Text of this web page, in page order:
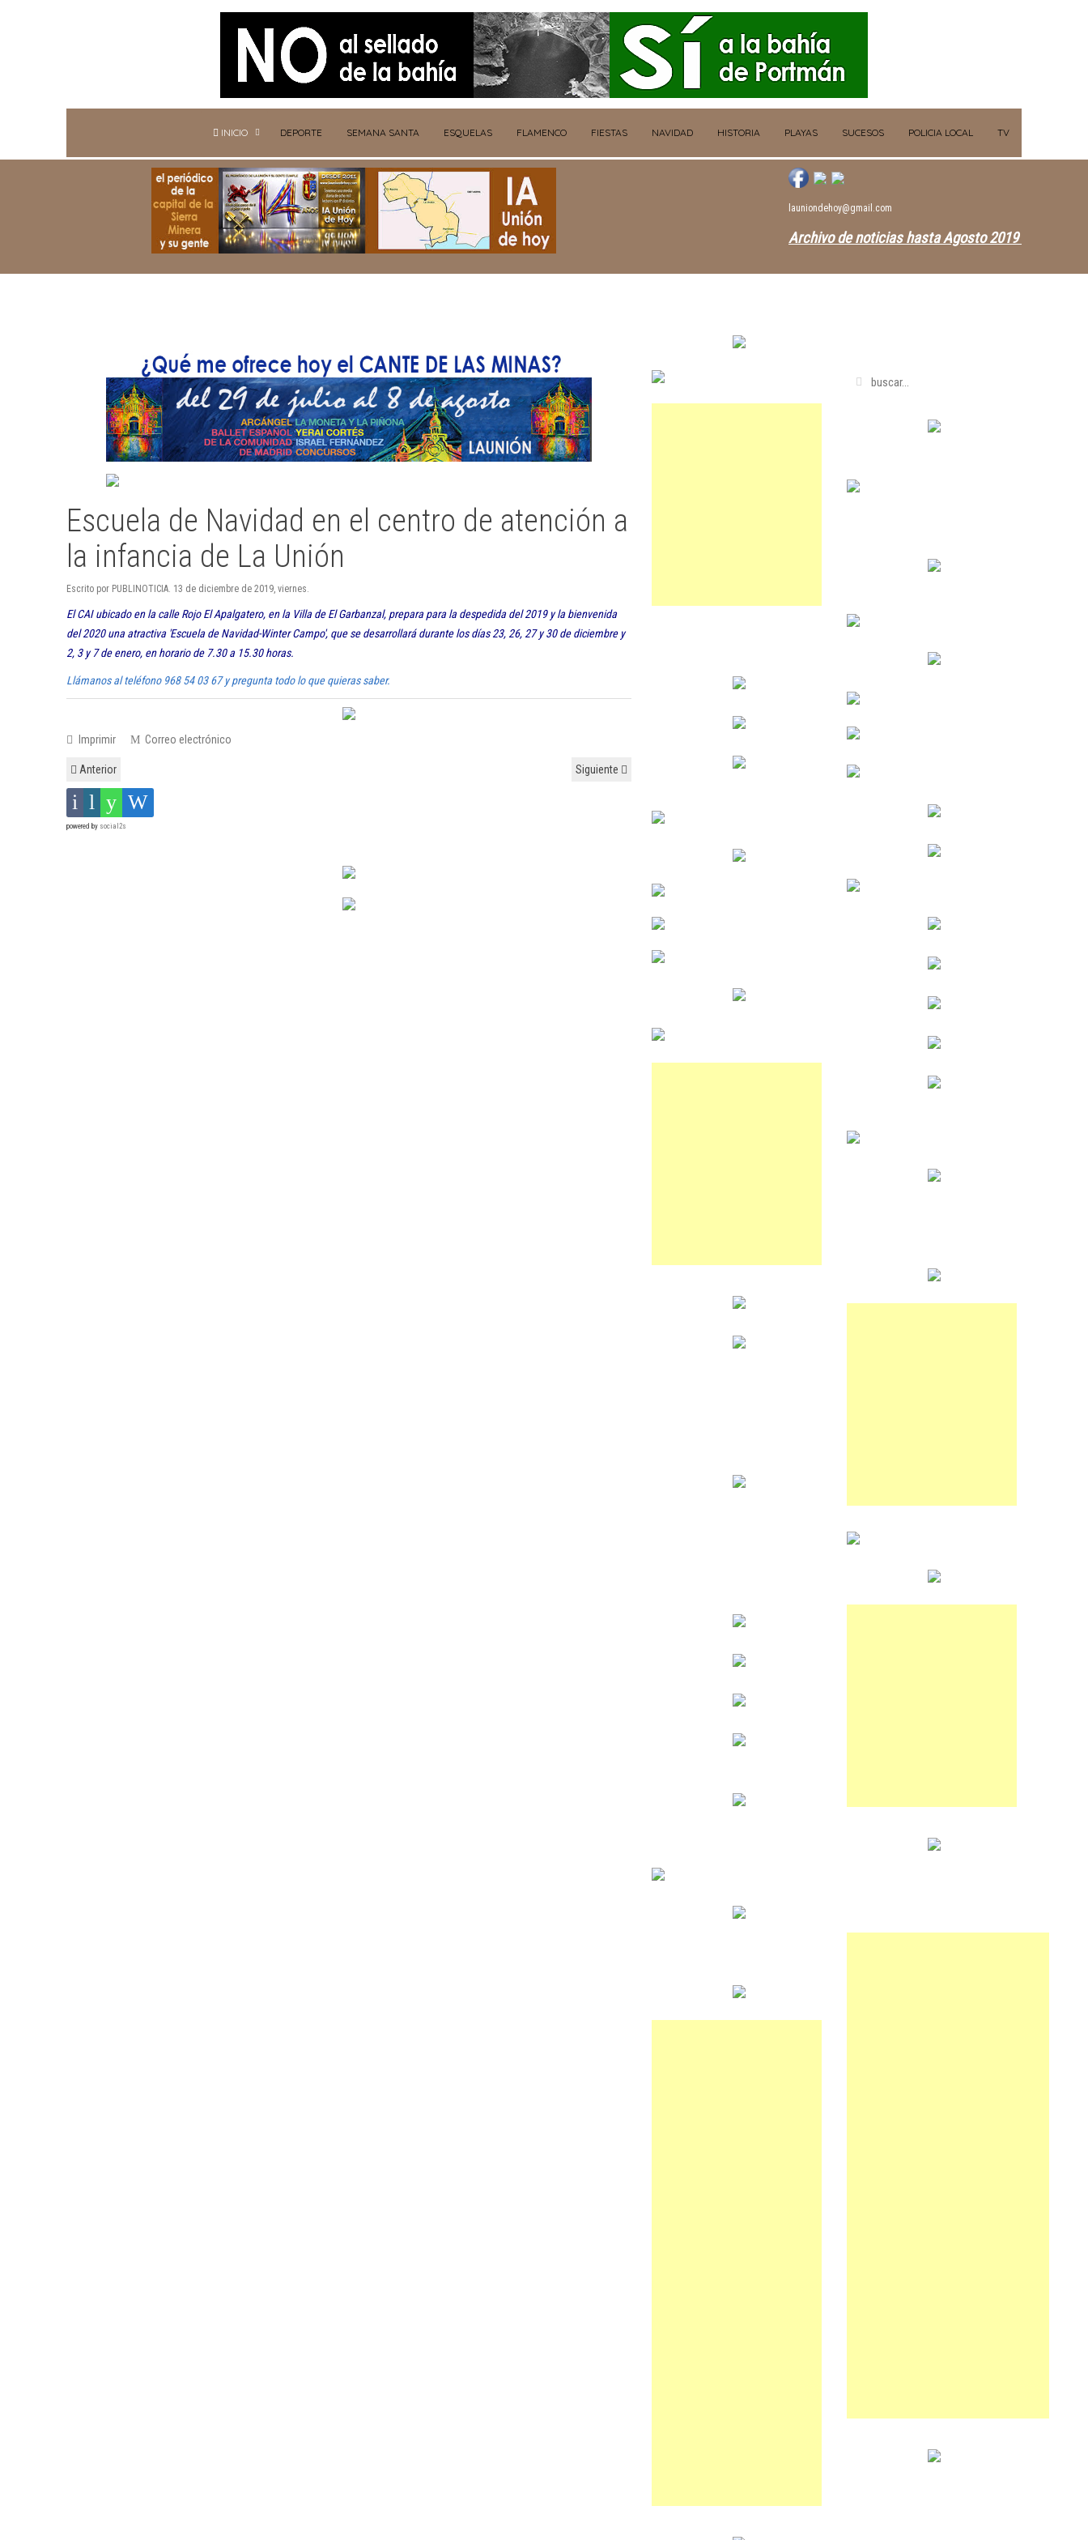
INICIO DEPORTE SEMANA SANTA ESQUELAS FLAMENCO FIESTAS NAVIDAD HISTORIA PLAYAS SUCESOS POLICIA LOCAL TV
launiondehoy@gmail.com
Archivo de noticias hasta Agosto 2019
Escuela de Navidad en el centro de atención a
la infancia de La Unión
Escrito por PUBLINOTICIA. 13 de diciembre de 2019, viernes.
El CAI ubicado en la calle Rojo El Apalgatero, en la Villa de El Garbanzal, prepara para la despedida del 2019 y la bienvenida
del 2020 una atractiva 'Escuela de Navidad-Winter Campo', que se desarrollará durante los días 23, 26, 27 y 30 de diciembre y
2, 3 y 7 de enero, en horario de 7.30 a 15.30 horas.
Llámanos al teléfono 968 54 03 67 y pregunta todo lo que quieras saber.
Imprimir Correo electrónico
Anterior Siguiente
powered by social2s